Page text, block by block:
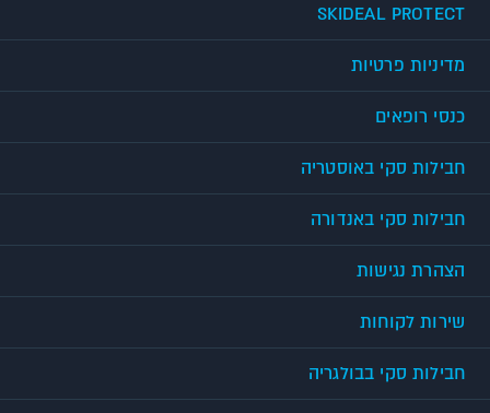
SKIDEAL PROTECT
מדיניות פרטיות
כנסי רופאים
חבילות סקי באוסטריה
חבילות סקי באנדורה
הצהרת נגישות
שירות לקוחות
חבילות סקי בבולגריה